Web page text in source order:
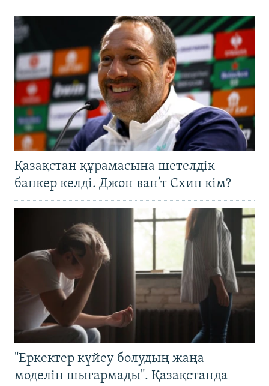
Қазақстан құрамасына шетелдік
бапкер келді. Джон ван’т Схип кім?
"Еркектер күйеу болудың жаңа
моделін шығармады". Қазақстанда